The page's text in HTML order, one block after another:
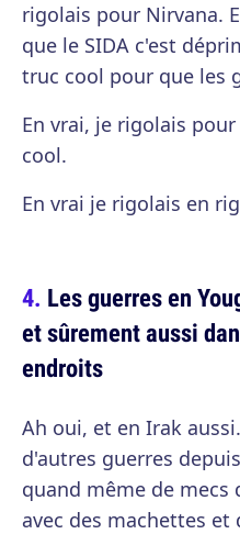
rigolais pour Nirvana.
que le SIDA c'est
truc cool pour que les
En vrai, je rigolais
cool.
En vrai je rigolais en
Les guerres en
et sûrement aussi
endroits
Ah oui, et en Irak
d'autres guerres
quand même de
avec des machettes